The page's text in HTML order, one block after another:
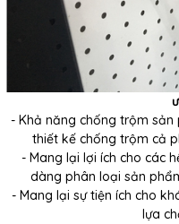
- Khả năng chống trộm sản
thiết kế chống trộm cả
- Mang lại lợi ích cho các
dàng phân loại sản
- Mang lại sự tiện ích cho
lựa